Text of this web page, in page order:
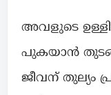
അവളുടെ
പുകയാൻ
ജീവന് തുല്യം